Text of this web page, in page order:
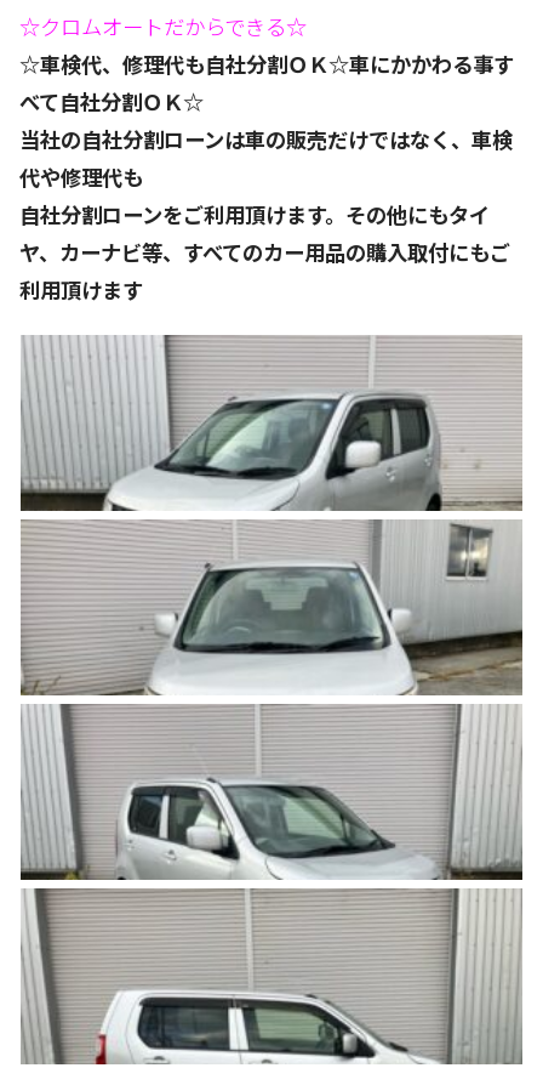
☆クロムオートだからできる☆
☆車検代、修理代も自社分割ＯＫ☆車にかかわる事す
べて自社分割ＯＫ☆
当社の自社分割ローンは車の販売だけではなく、車検
代や修理代も
自社分割ローンをご利用頂けます。その他にもタイ
ヤ、カーナビ等、すべてのカー用品の購入取付にもご
利用頂けます